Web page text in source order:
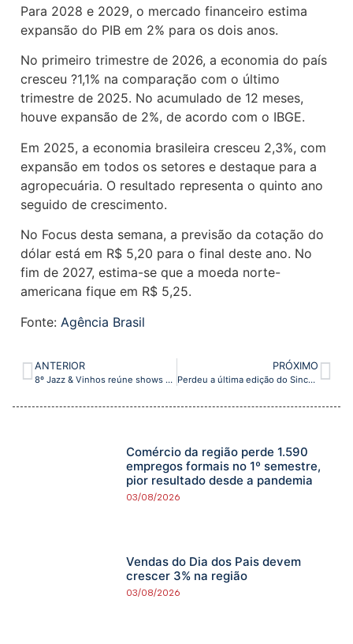
Para 2028 e 2029, o mercado financeiro estima
expansão do PIB em 2% para os dois anos.
No primeiro trimestre de 2026, a economia do país
cresceu ?1,1% na comparação com o último
trimestre de 2025. No acumulado de 12 meses,
houve expansão de 2%, de acordo com o IBGE.
Em 2025, a economia brasileira cresceu 2,3%, com
expansão em todos os setores e destaque para a
agropecuária. O resultado representa o quinto ano
seguido de crescimento.
No Focus desta semana, a previsão da cotação do
dólar está em R$ 5,20 para o final deste ano. No
fim de 2027, estima-se que a moeda norte-
americana fique em R$ 5,25.
Fonte: Agência Brasil
ANTERIOR
8º Jazz & Vinhos reúne shows nacionais, talentos locais e experiências gastronômicas em Caraguatatuba
PRÓXIMO
Perdeu a última edição do Sincovat Negócios na TV Band Vale? Confira aqui o jornal na íntegra
Comércio da região perde 1.590
empregos formais no 1º semestre,
pior resultado desde a pandemia
03/08/2026
Vendas do Dia dos Pais devem
crescer 3% na região
03/08/2026